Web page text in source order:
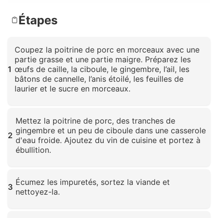
Étapes
1
Coupez la poitrine de porc en morceaux avec une
partie grasse et une partie maigre. Préparez les
œufs de caille, la ciboule, le gingembre, l’ail, les
bâtons de cannelle, l’anis étoilé, les feuilles de
laurier et le sucre en morceaux.
2
Mettez la poitrine de porc, des tranches de
gingembre et un peu de ciboule dans une casserole
d'eau froide. Ajoutez du vin de cuisine et portez à
ébullition.
3 Écumez les impuretés, sortez la viande et
nettoyez-la.